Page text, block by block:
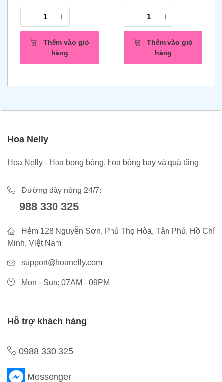
Thêm vào giỏ
hàng
Thêm vào giỏ
hàng
Hoa Nelly
Hoa Nelly - Hoa bong bóng, hoa bóng bay và quà tặng
Đường dây nóng 24/7:
988 330 325
Hẻm 128 Nguyễn Sơn, Phú Thọ Hòa, Tân Phú, Hồ Chí
Minh, Việt Nam
support@hoanelly.com
Mon - Sun: 07AM - 09PM
Hỗ trợ khách hàng
0988 330 325
Messenger